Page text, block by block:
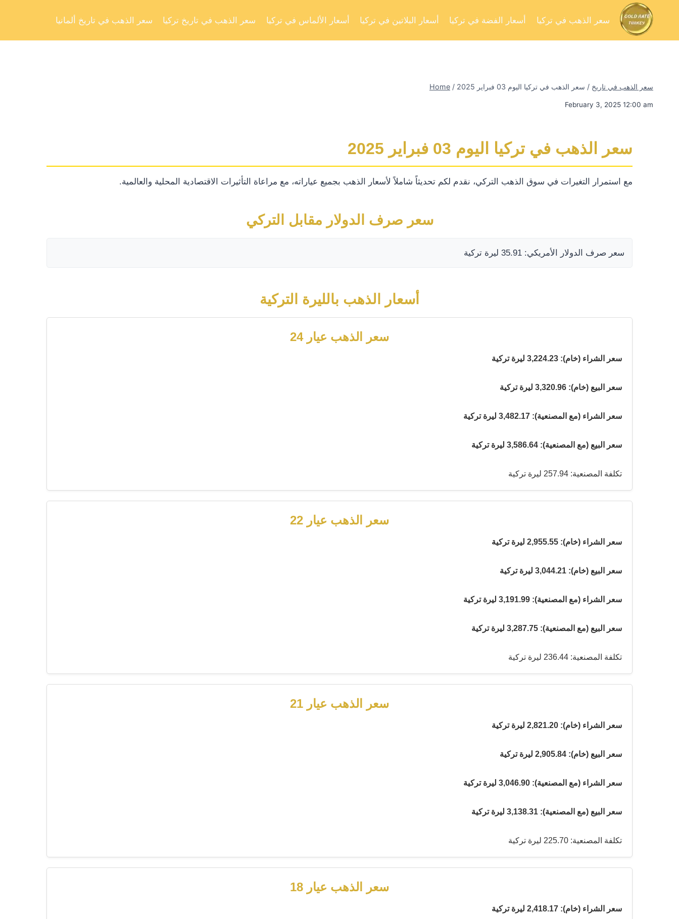
سعر الذهب في تاريخ ألمانيا سعر الذهب في تاريخ تركيا أسعار الألماس في تركيا أسعار البلاتين في تركيا أسعار الفضة في تركيا سعر الذهب في تركيا
Home / سعر الذهب في تاريخ / سعر الذهب في تركيا اليوم 03 فبراير 2025
February 3, 2025 12:00 am
سعر الذهب في تركيا اليوم 03 فبراير 2025
مع استمرار التغيرات في سوق الذهب التركي، نقدم لكم تحديثاً شاملاً لأسعار الذهب بجميع عياراته، مع مراعاة التأثيرات الاقتصادية المحلية والعالمية.
سعر صرف الدولار مقابل التركي
سعر صرف الدولار الأمريكي: 35.91 ليرة تركية
أسعار الذهب بالليرة التركية
سعر الذهب عيار 24
سعر الشراء (خام): 3,224.23 ليرة تركية
سعر البيع (خام): 3,320.96 ليرة تركية
سعر الشراء (مع المصنعية): 3,482.17 ليرة تركية
سعر البيع (مع المصنعية): 3,586.64 ليرة تركية
تكلفة المصنعية: 257.94 ليرة تركية
سعر الذهب عيار 22
سعر الشراء (خام): 2,955.55 ليرة تركية
سعر البيع (خام): 3,044.21 ليرة تركية
سعر الشراء (مع المصنعية): 3,191.99 ليرة تركية
سعر البيع (مع المصنعية): 3,287.75 ليرة تركية
تكلفة المصنعية: 236.44 ليرة تركية
سعر الذهب عيار 21
سعر الشراء (خام): 2,821.20 ليرة تركية
سعر البيع (خام): 2,905.84 ليرة تركية
سعر الشراء (مع المصنعية): 3,046.90 ليرة تركية
سعر البيع (مع المصنعية): 3,138.31 ليرة تركية
تكلفة المصنعية: 225.70 ليرة تركية
سعر الذهب عيار 18
سعر الشراء (خام): 2,418.17 ليرة تركية